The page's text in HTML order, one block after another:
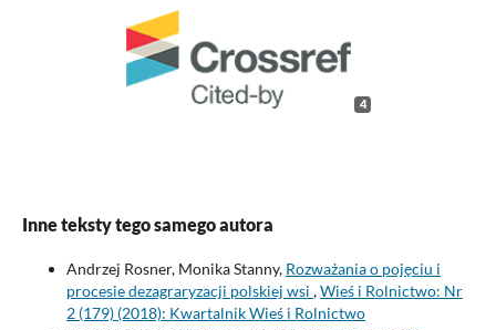
4
Inne teksty tego samego autora
Andrzej Rosner, Monika Stanny, Rozważania o pojęciu i
procesie dezagraryzacji polskiej wsi ,Wieś i Rolnictwo: Nr
2 (179) (2018): Kwartalnik Wieś i Rolnictwo